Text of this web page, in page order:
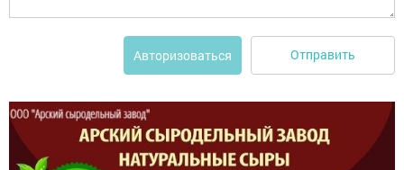
Авторизоваться Отправить